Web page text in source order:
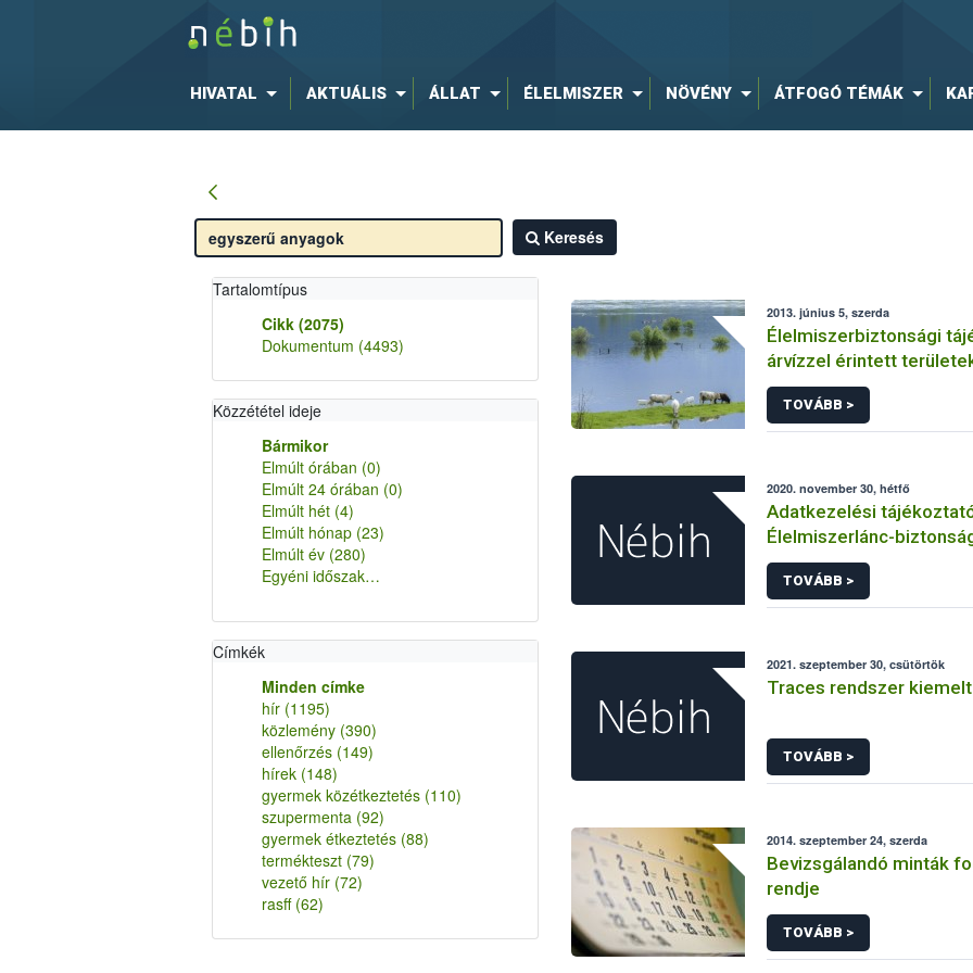
HIVATAL AKTUÁLIS ÁLLAT ÉLELMISZER NÖVÉNY ÁTFOGÓ TÉMÁK
Keresés
Tartalomtípus
Cikk (2075)
Dokumentum (4493)
Közzététel ideje
Bármikor
Elmúlt órában (0)
Elmúlt 24 órában (0)
Elmúlt hét (4)
Elmúlt hónap (23)
Elmúlt év (280)
Egyéni időszak…
Címkék
Minden címke
hír (1195)
közlemény (390)
ellenőrzés (149)
hírek (148)
gyermek közétkeztetés (110)
szupermenta (92)
gyermek étkeztetés (88)
termékteszt (79)
vezető hír (72)
rasff (62)
2013. június 5, szerda
Élelmiszerbiztonsági
árvízzel érintett
élelmiszervállalkozások
TOVÁBB >
2020. november 30, hétfő
Adatkezelési
Élelmiszerlánc-
Ügyfélprofil
alkoholos ital előállítás
intézhető közhatalmi
TOVÁBB >
2021. szeptember 30, csütörtök
Traces rendszer kiemelt
TOVÁBB >
2014. szeptember 24, szerda
Bevizsgálandó minták
rendje
TOVÁBB >